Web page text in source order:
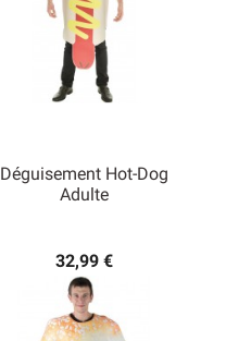
Déguisement Hot-Dog
Adulte
32,99 €